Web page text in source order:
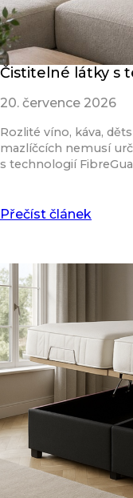
Čistitelné látky s
20. července 2026
Rozlité víno, káva,
mazlíčcích nemusí
s technologií
Přečíst článek